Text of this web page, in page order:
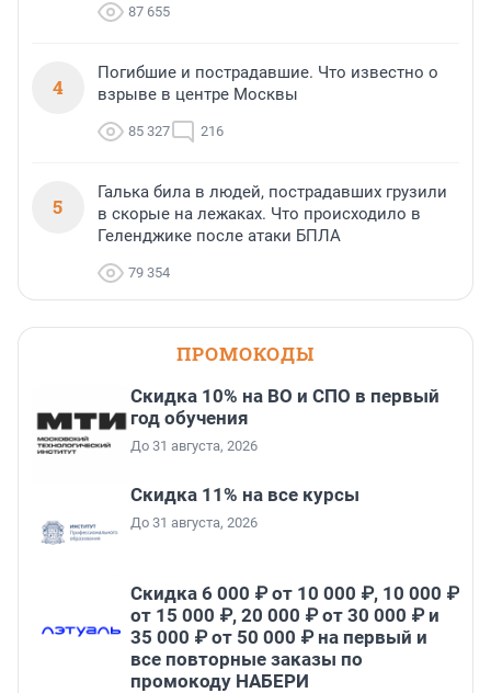
87 655
4
Погибшие и пострадавшие. Что известно о
взрыве в центре Москвы
85 327 216
5
Галька била в людей, пострадавших грузили
в скорые на лежаках. Что происходило в
Геленджике после атаки БПЛА
79 354
ПРОМОКОДЫ
Скидка 10% на ВО и СПО в первый
год обучения
До 31 августа, 2026
Скидка 11% на все курсы
До 31 августа, 2026
Скидка 6 000 ₽ от 10 000 ₽, 10 000 ₽
от 15 000 ₽, 20 000 ₽ от 30 000 ₽ и
35 000 ₽ от 50 000 ₽ на первый и
все повторные заказы по
промокоду НАБЕРИ